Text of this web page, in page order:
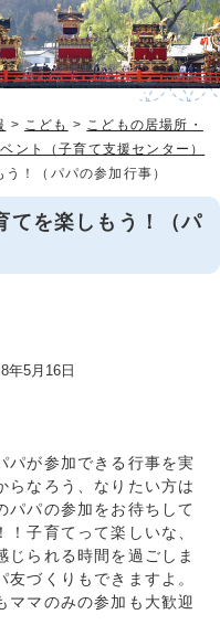
> こども > こどもの居場所・
ント（子育て支援センター）
！（パパの参加行事）
てを楽しもう！（パ
5月16日
パが参加できる行事を実
らなろう、なりたい方は
パパの参加をお待ちして
子育てって楽しいな、
じられる時間を過ごしま
づくりもできますよ。
ママのみの参加も大歓迎